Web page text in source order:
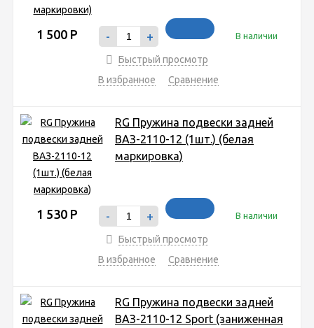
1 500 Р - + В наличии
Быстрый просмотр
В избранное
Сравнение
RG Пружина подвески задней
ВАЗ-2110-12 (1шт.) (белая
маркировка)
1 530 Р - + В наличии
Быстрый просмотр
В избранное
Сравнение
RG Пружина подвески задней
ВАЗ-2110-12 Sport (заниженная